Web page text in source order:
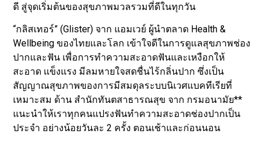
ดี สู่จุดเริ่มต้นของสุขภาพมวลรวมที่ดีในทุกวัน
“กลิสเทอร์” (Glister) จาก แอมเวย์ ผู้นำตลาด Health &
Wellbeing ของไทยและโลก เข้าใจดีในการดูแลสุขภาพช่อง
ปากและฟัน เพื่อการทำความสะอาดฟันและเหงือกให้
สะอาด แข็งแรง มีลมหายใจสดชื่นไร้กลิ่นปาก ซึ่งเป็น
สัญญาณสุขภาพของการมีสมดุลระบบนิเวศแบคทีเรียที่
เหมาะสม ด้าน สำนักทันตสาธารณสุข จาก กรมอนามัย**
แนะนำให้เราทุกคนแปรงฟันทำความสะอาดช่องปากเป็น
ประจำ อย่างน้อยวันละ 2 ครั้ง ตอนเช้าและก่อนนอน